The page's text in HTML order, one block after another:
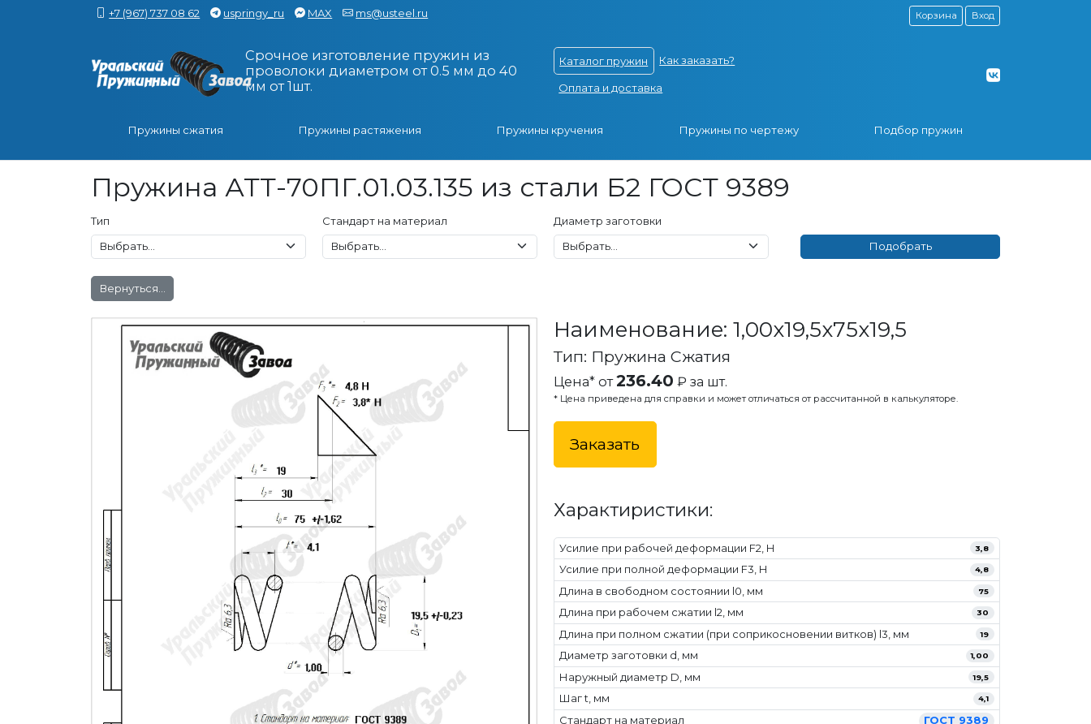
+7 (967) 737 08 62 uspringy_ru MAX ms@usteel.ru Корзина Вход
Срочное изготовление пружин из
проволоки диаметром от 0.5 мм до 40
мм от 1шт.
Каталог пружин Как заказать?
Оплата и доставка
Пружины сжатия Пружины растяжения Пружины кручения Пружины по чертежу Подбор пружин
Пружина АТТ-70ПГ.01.03.135 из стали Б2 ГОСТ 9389
Тип Стандарт на материал Диаметр заготовки
Вернуться...
Наименование: 1,00x19,5x75x19,5
Тип: Пружина Сжатия
Цена* от236.40 ₽ за шт.
* Цена приведена для справки и может отличаться от рассчитанной в калькуляторе.
Заказать
Характиристики:
Усилие при рабочей деформации F2, Н 3,8
Усилие при полной деформации F3, Н 4,8
Длина в свободном состоянии l0, мм 75
Длина при рабочем сжатии l2, мм 30
Длина при полном сжатии (при соприкосновении витков) l3, мм 19
Диаметр заготовки d, мм 1,00
Наружный диаметр D, мм 19,5
Шаг t, мм 4,1
Стандарт на материал
ГОСТ 9389